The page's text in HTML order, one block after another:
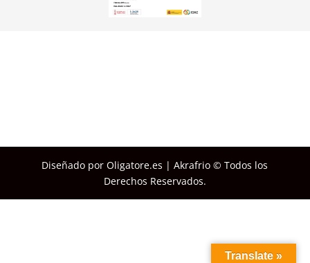
Diseñado por Oligatore.es | Akrafrio © Todos los
Derechos Reservados.
Translate »